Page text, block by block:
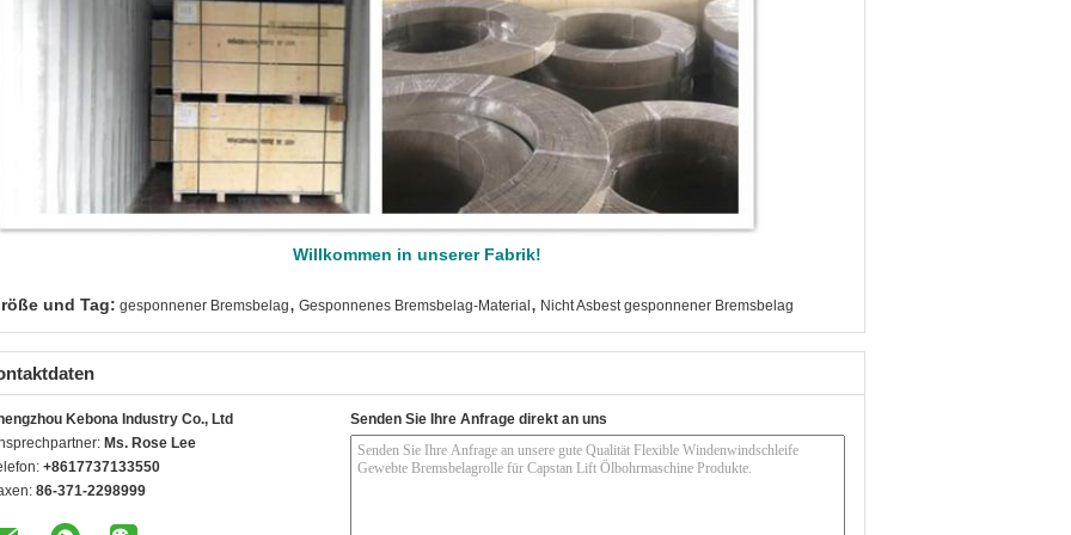
Willkommen in unserer Fabrik!
und Tag: gesponnener Bremsbelag, Gesponnenes Bremsbelag-Material , Nicht Asbest gesponnener Bremsbelag
Kebona Industry Co., Ltd
Ms. Rose Lee
+8617737133550
86-371-2298999
Senden Sie Ihre Anfrage direkt an uns